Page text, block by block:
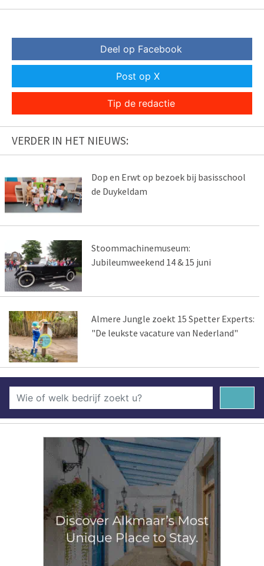
Deel op Facebook
Post op X
Tip de redactie
VERDER IN HET NIEUWS:
Dop en Erwt op bezoek bij basisschool
de Duykeldam
Stoommachinemuseum:
Jubileumweekend 14 & 15 juni
Almere Jungle zoekt 15 Spetter Experts:
"De leukste vacature van Nederland"